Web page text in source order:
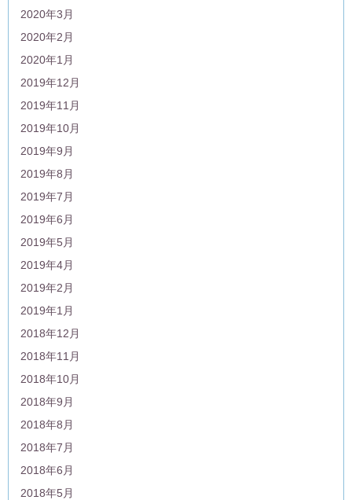
2020年3月
2020年2月
2020年1月
2019年12月
2019年11月
2019年10月
2019年9月
2019年8月
2019年7月
2019年6月
2019年5月
2019年4月
2019年2月
2019年1月
2018年12月
2018年11月
2018年10月
2018年9月
2018年8月
2018年7月
2018年6月
2018年5月